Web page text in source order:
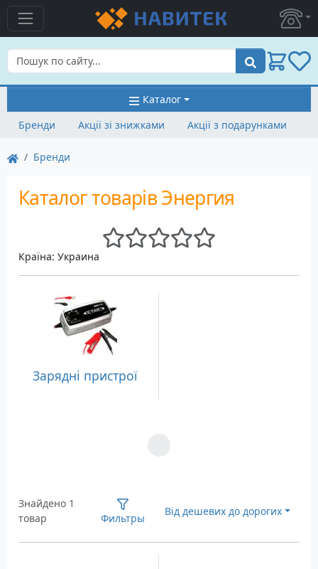
Пошук
Каталог
Бренди
Акції зі знижками Акції з подарунками
Бренди
Каталог товарів Энергия
Країна: Украина
Зарядні пристрої
Знайдено 1
товар
Фильтры
Від дешевих до дорогих